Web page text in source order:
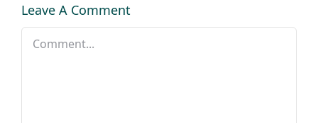
Leave A Comment
Comment